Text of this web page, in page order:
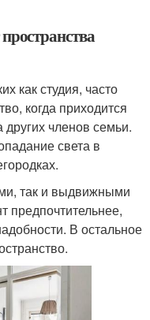
как студия, часто
когда приходится
членов семьи.
света в
так и выдвижными
предпочтительнее,
В остальное